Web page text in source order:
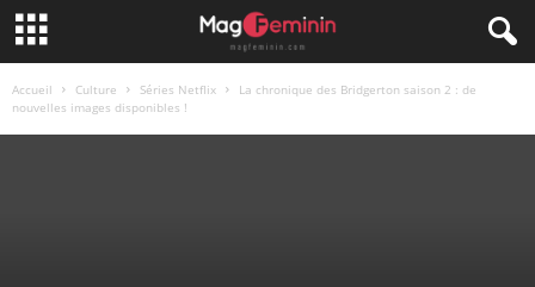
Accueil Culture Séries Netflix
La chronique des Bridgerton saison 2 : de
nouvelles images disponibles !